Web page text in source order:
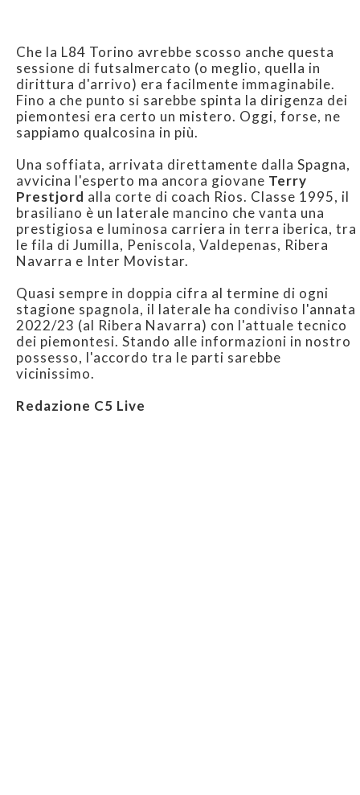
Che la L84 Torino avrebbe scosso anche questa
sessione di futsalmercato (o meglio, quella in
dirittura d'arrivo) era facilmente immaginabile.
Fino a che punto si sarebbe spinta la dirigenza dei
piemontesi era certo un mistero. Oggi, forse, ne
sappiamo qualcosina in più.
Una soffiata, arrivata direttamente dalla Spagna,
avvicina l'esperto ma ancora giovane Terry
Prestjord alla corte di coach Rios. Classe 1995, il
brasiliano è un laterale mancino che vanta una
prestigiosa e luminosa carriera in terra iberica, tra
le fila di Jumilla, Peniscola, Valdepenas, Ribera
Navarra e Inter Movistar.
Quasi sempre in doppia cifra al termine di ogni
stagione spagnola, il laterale ha condiviso l'annata
2022/23 (al Ribera Navarra) con l'attuale tecnico
dei piemontesi. Stando alle informazioni in nostro
possesso, l'accordo tra le parti sarebbe
vicinissimo.
Redazione C5 Live